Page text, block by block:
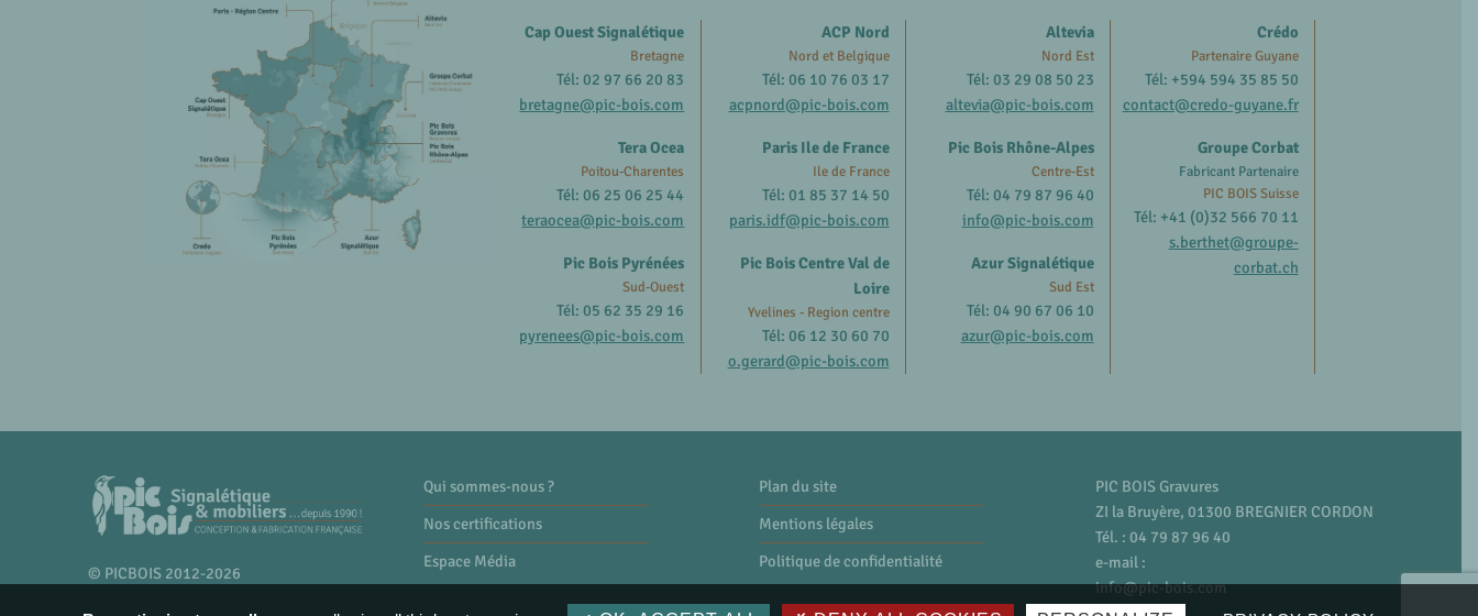
Cap Ouest Signalétique
Bretagne
Tél: 02 97 66 20 83
bretagne@pic-bois.com
Tera Ocea
Poitou-Charentes
Tél: 06 25 06 25 44
teraocea@pic-bois.com
Pic Bois Pyrénées
Sud-Ouest
Tél: 05 62 35 29 16
pyrenees@pic-bois.com
ACP Nord
Nord et Belgique
Tél: 06 10 76 03 17
acpnord@pic-bois.com
Paris Ile de France
Ile de France
Tél: 01 85 37 14 50
paris.idf@pic-bois.com
Pic Bois Centre Val de
Loire
Yvelines - Region centre
Tél: 06 12 30 60 70
o.gerard@pic-bois.com
Altevia
Nord Est
Tél: 03 29 08 50 23
altevia@pic-bois.com
Pic Bois Rhône-Alpes
Centre-Est
Tél: 04 79 87 96 40
info@pic-bois.com
Azur Signalétique
Sud Est
Tél: 04 90 67 06 10
azur@pic-bois.com
Crédo
Partenaire Guyane
Tél: +594 594 35 85 50
contact@credo-guyane.fr
Groupe Corbat
Fabricant Partenaire
PIC BOIS Suisse
Tél: +41 (0)32 566 70 11
s.berthet@groupe-
corbat.ch
© PICBOIS 2012-2026
Qui sommes-nous ?
Nos certifications
Espace Média
Plan du site
Mentions légales
Politique de confidentialité
PIC BOIS Gravures
ZI la Bruyère, 01300 BREGNIER CORDON
Tél. : 04 79 87 96 40
e-mail :
info@pic-bois.com